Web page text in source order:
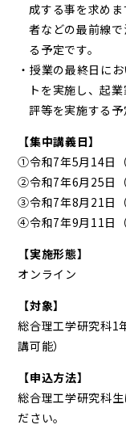
成する事を求め
者などの最前線
る予定です。
・授業の最終日に
トを実施し、起
評等を実施する予
【集中講義日】
①令和7年5月14日
②令和7年6月25日
③令和7年8月21日
④令和7年9月11日
【実施形態】
オンライン
【対象】
総合理工学研究科1
講可能）
【申込方法】
総合理工学研究科
ださい。